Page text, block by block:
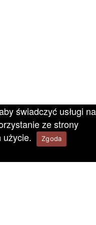
świadczyć usługi na
ze strony
użycie.
Zgoda